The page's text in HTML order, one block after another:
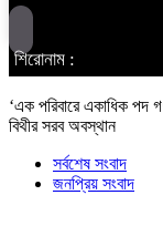
শিরোনাম :
‘এক পরিবারে একাধিক পদ
বিথীর সরব অবস্থান
সর্বশেষ সংবাদ
জনপ্রিয় সংবাদ